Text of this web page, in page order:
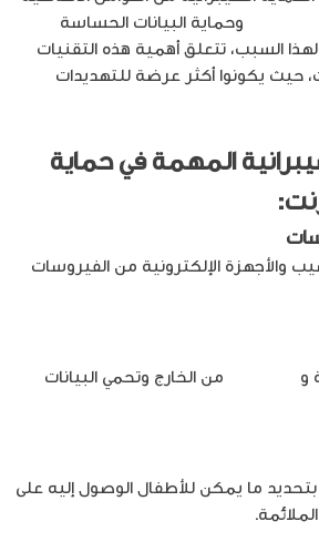
المتعة
وحماية البيانات الحساسة
السبب، تتعلق أهمية هذه التقنيات
حيث يكونوا أكثر عرضة للتهديدات
المهمة في حماية
والأجهزة الإلكترونية من الفيروسات
و
من الخارج وتحمي البيانات
ما يمكن للأطفال الوصول إليه على